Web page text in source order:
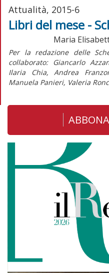
Attualità, 2015-6
Libri del mese -
Maria
Per la redazione delle
collaborato: Giancarlo
Ilaria Chia, Andrea
Manuela Panieri, Valeria